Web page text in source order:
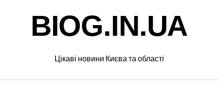
BIOG.IN.UA
Цікаві новини Києва та області